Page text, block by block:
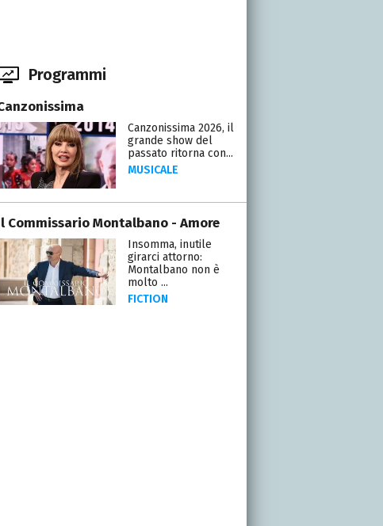
Programmi
Canzonissima 2026, il
grande show del
passato ritorna con...
MUSICALE
Commissario Montalbano - Amore
Insomma, inutile
girarci attorno:
Montalbano non è
molto ...
FICTION